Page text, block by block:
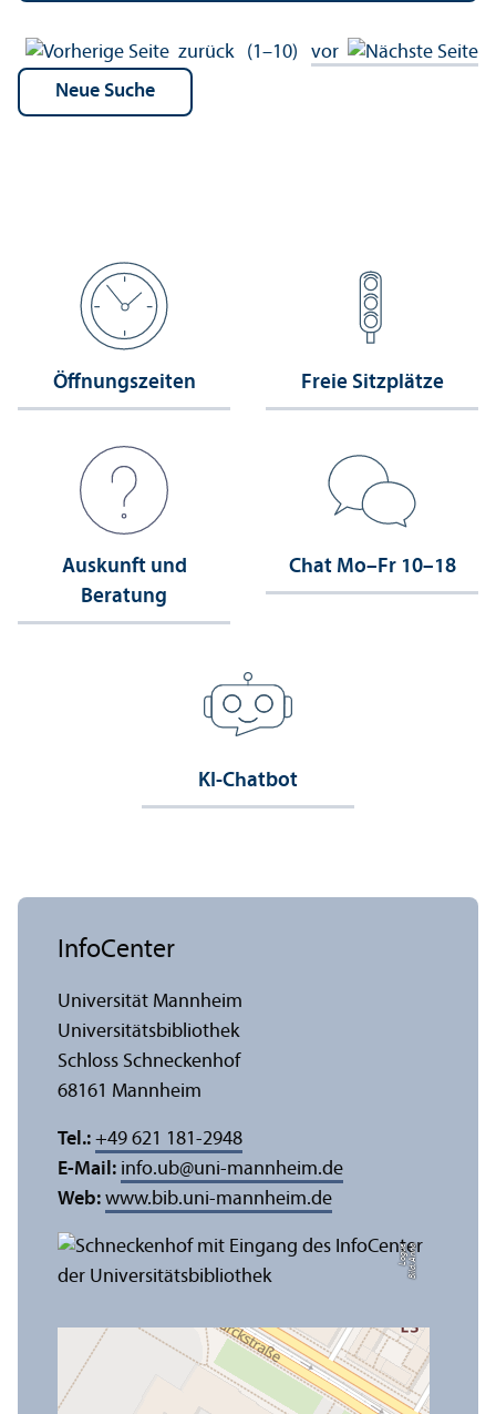
zurück (1–10) vor
Öffnungs­zeiten Freie Sitzplätze
Auskunft und
Beratung
Chat Mo–Fr 10–18
KI-Chatbot
Bil
d:
A
n
n
a
L
o
g
u
e
InfoCenter
Universität Mannheim
Universitäts­bibliothek
Schloss Schneckenhof
68161 Mannheim
Tel.: +49 621 181-2948
E-Mail: info.ub@uni-mannheim.de
Web: www.bib.uni-mannheim.de